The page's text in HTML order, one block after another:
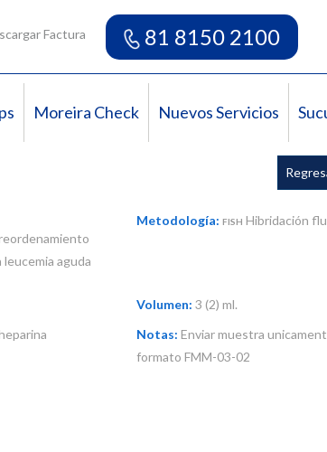
Factura 81 8150 2100
Moreira Check Nuevos Servicios
aguda
Metodología: FISH Hibridación
Volumen: 3 (2) ml.
Notas: Enviar muestra
formato FMM-03-02